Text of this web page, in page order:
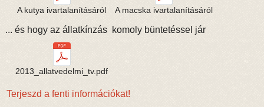
A kutya ivartalanításáról A macska ivartalanításáról
... és hogy az állatkínzás komoly büntetéssel jár
2013_allatvedelmi_tv.pdf
Terjeszd a fenti információkat!